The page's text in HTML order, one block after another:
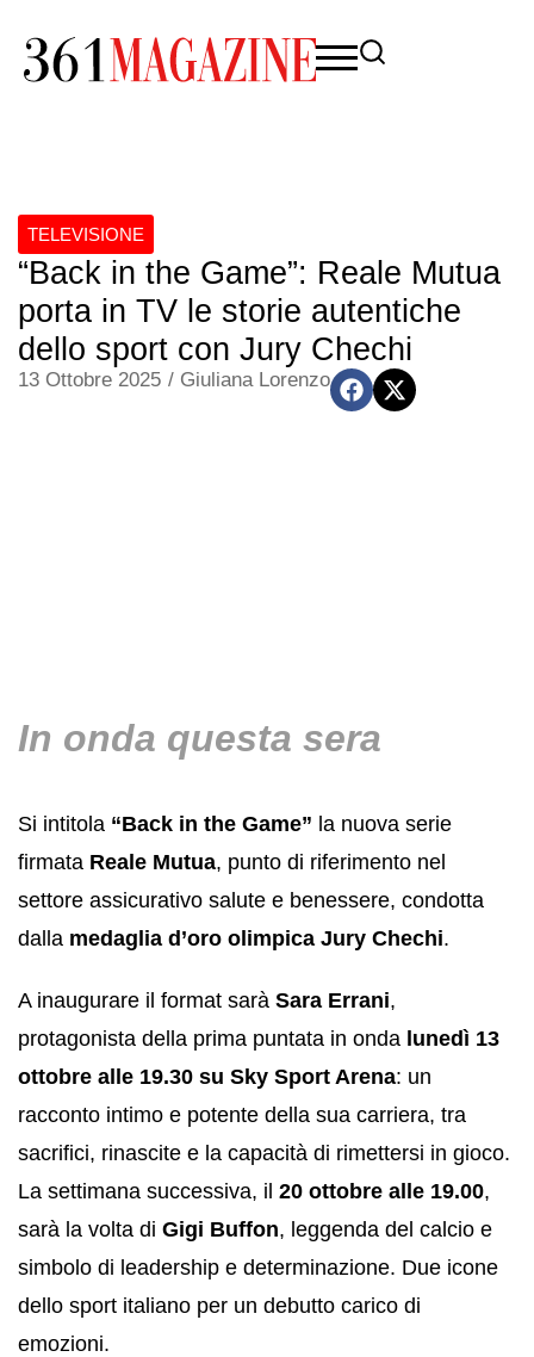
TELEVISIONE
“Back in the Game”: Reale Mutua
porta in TV le storie autentiche
dello sport con Jury Chechi
13 Ottobre 2025 / Giuliana Lorenzo
In onda questa sera
Si intitola “Back in the Game” la nuova serie
firmata Reale Mutua, punto di riferimento nel
settore assicurativo salute e benessere, condotta
dalla medaglia d’oro olimpica Jury Chechi.
A inaugurare il format sarà Sara Errani,
protagonista della prima puntata in onda lunedì 13
ottobre alle 19.30 su Sky Sport Arena: un
racconto intimo e potente della sua carriera, tra
sacrifici, rinascite e la capacità di rimettersi in gioco.
La settimana successiva, il 20 ottobre alle 19.00,
sarà la volta di Gigi Buffon, leggenda del calcio e
simbolo di leadership e determinazione. Due icone
dello sport italiano per un debutto carico di
emozioni.